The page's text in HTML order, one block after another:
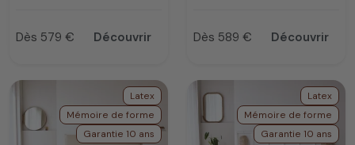
Prix
Dès 579 € Découvrir Prix
Dès 589 € Découvrir
Latex
Mémoire de forme
Garantie 10 ans
Latex
Mémoire de forme
Garantie 10 ans